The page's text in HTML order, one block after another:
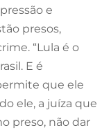
e
presos,
“Lula é o
E é
que ele
ele, a juíza que
preso, não dar